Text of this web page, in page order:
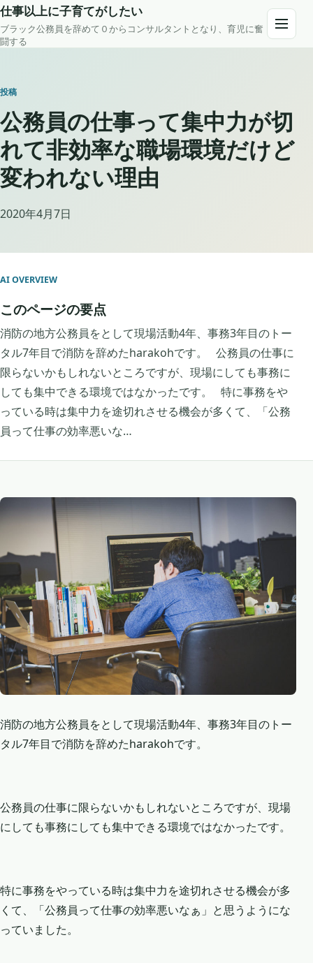
Skip to content
仕事以上に子育てがしたい
ブラック公務員を辞めて０からコンサルタントとなり、育児に奮
闘する
Open
投稿
公務員の仕事って集中力が切
れて非効率な職場環境だけど
変われない理由
2020年4月7日
AI OVERVIEW
このページの要点
消防の地方公務員をとして現場活動4年、事務3年目のトー
タル7年目で消防を辞めたharakohです。 公務員の仕事に
限らないかもしれないところですが、現場にしても事務に
しても集中できる環境ではなかったです。 特に事務をや
っている時は集中力を途切れさせる機会が多くて、「公務
員って仕事の効率悪いな…
消防の地方公務員をとして現場活動4年、事務3年目のトー
タル7年目で消防を辞めたharakohです。
公務員の仕事に限らないかもしれないところですが、現場
にしても事務にしても集中できる環境ではなかったです。
特に事務をやっている時は集中力を途切れさせる機会が多
くて、「公務員って仕事の効率悪いなぁ」と思うようにな
っていました。